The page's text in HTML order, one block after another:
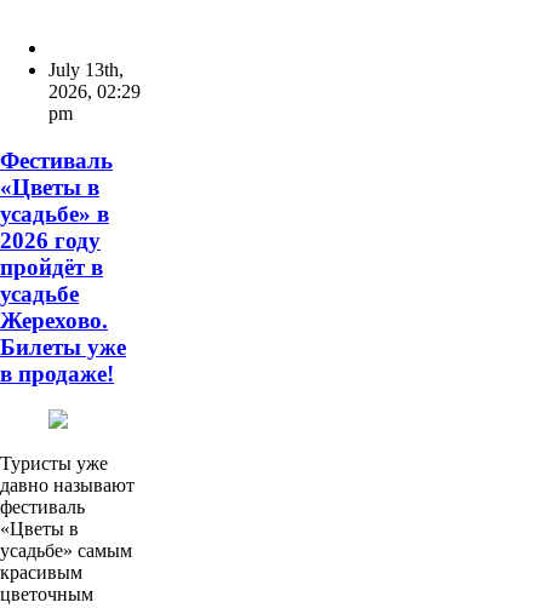
July 13th,
2026, 02:29
pm
Фестиваль
«Цветы в
усадьбе» в
2026 году
пройдёт в
усадьбе
Жерехово.
Билеты уже
в продаже!
Туристы уже
давно называют
фестиваль
«Цветы в
усадьбе» самым
красивым
цветочным